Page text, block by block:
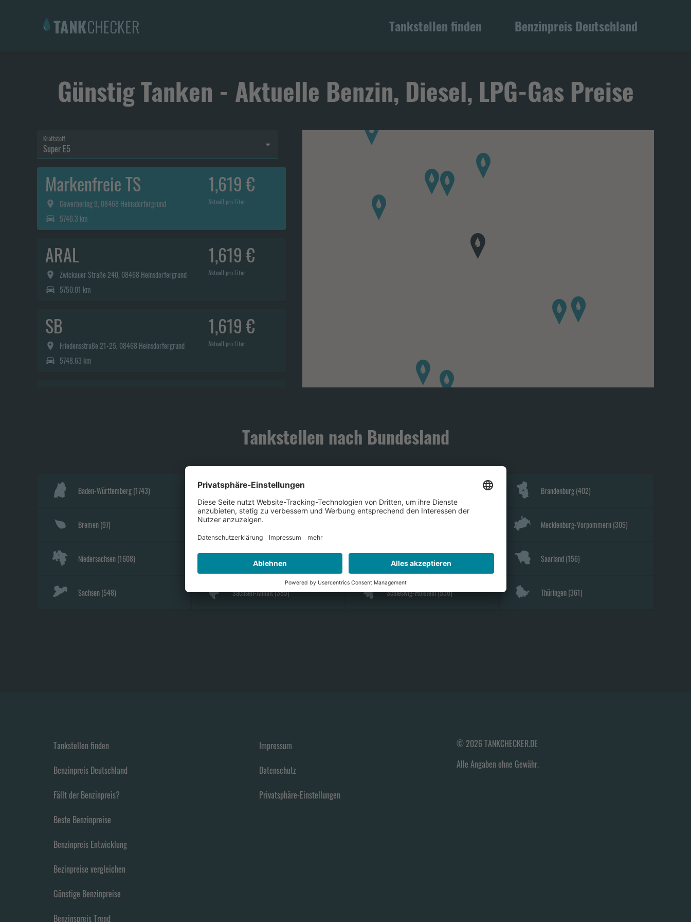
Tankstellen finden Benzinpreis Deutschland
Günstig Tanken - Aktuelle Benzin, Diesel, LPG-Gas Preise
Kraftstoff
Super E5
Markenfreie TS
Gewerbering 9, 08468 Heinsdorfergrund
5746.3 km
1,619 €
Aktuell pro Liter
ARAL
Zwickauer Straße 240, 08468 Heinsdorfergrund
5750.01 km
1,619 €
Aktuell pro Liter
SB
Friedensstraße 21-25, 08468 Heinsdorfergrund
5748.63 km
1,619 €
Aktuell pro Liter
Tankstellen nach Bundesland
Baden-Württemberg(1743) Bayern (2154) Brandenburg(402)
Bremen(97) Hamburg(209 Mecklenburg-Vorpommern(305)
Niedersachsen(1608) Nordrhein-Westfalen Rheinland-Pfalz 700 Saarland(156)
Sachsen(548) Sachsen-Anhalt(385) Schleswig-Holstein(536) Thüringen(361)
Tankstellen finden
Benzinpreis Deutschland
Fällt der Benzinpreis?
Beste Benzinpreise
Benzinpreis Entwicklung
Bezinpreise vergleichen
Günstige Benzinpreise
Benzinspreis Trend
Impressum
Datenschutz
Privatsphäre-Einstellungen
© 2026 TANKCHECKER.DE
Alle Angaben ohne Gewähr.